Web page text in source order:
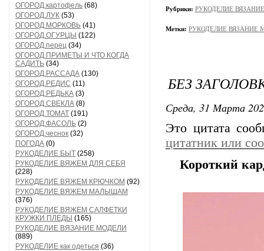
ОГОРОД.картофель (68)
ОГОРОД.ЛУК (53)
ОГОРОД.МОРКОВЬ (41)
ОГОРОД.ОГУРЦЫ (122)
ОГОРОД.перец (34)
ОГОРОД.ПРИМЕТЫ И ЧТО КОГДА
САДИТЬ (34)
ОГОРОД.РАССАДА (130)
ОГОРОД.РЕДИС (11)
ОГОРОД.РЕДЬКА (3)
ОГОРОД.СВЕКЛА (8)
ОГОРОД.ТОМАТ (191)
ОГОРОД.ФАСОЛЬ (2)
ОГОРОД.чеснок (32)
ПОГОДА (0)
РУКОДЕЛИЕ БЫТ (258)
РУКОДЕЛИЕ ВЯЖЕМ ДЛЯ СЕБЯ
(228)
РУКОДЕЛИЕ ВЯЖЕМ КРЮЧКОМ (92)
РУКОДЕЛИЕ ВЯЖЕМ МАЛЫШАМ
(376)
РУКОДЕЛИЕ ВЯЖЕМ САЛФЕТКИ
КРУЖКИ ПЛЕДЫ (165)
РУКОДЕЛИЕ ВЯЗАНИЕ МОДЕЛИ
(889)
РУКОДЕЛИЕ как одеться (36)
Рубрики: РУКОДЕЛИЕ
Метки: РУКОДЕЛИЕ ВЯЗАНИЕ
БЕЗ
Среда, 31 Марта
Это цитата
цитатник или
Короткий